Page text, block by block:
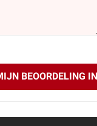
BEOORDELING IN